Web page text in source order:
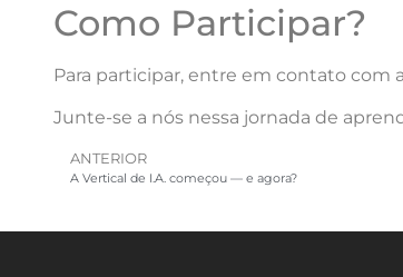
Como Participar?
Para participar, entre em contato com
Junte-se a nós nessa jornada de
ANTERIOR
A Vertical de I.A. começou — e agora?